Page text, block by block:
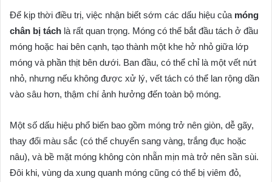
Để kịp thời điều trị, việc nhận biết sớm các dấu hiệu của móng
chân bị tách là rất quan trọng. Móng có thể bắt đầu tách ở đầu
móng hoặc hai bên cạnh, tạo thành một khe hở nhỏ giữa lớp
móng và phần thịt bên dưới. Ban đầu, có thể chỉ là một vết nứt
nhỏ, nhưng nếu không được xử lý, vết tách có thể lan rộng dần
vào sâu hơn, thậm chí ảnh hưởng đến toàn bộ móng.
Một số dấu hiệu phổ biến bao gồm móng trở nên giòn, dễ gãy,
thay đổi màu sắc (có thể chuyển sang vàng, trắng đục hoặc
nâu), và bề mặt móng không còn nhẵn mịn mà trở nên sần sùi.
Đôi khi, vùng da xung quanh móng cũng có thể bị viêm đỏ,